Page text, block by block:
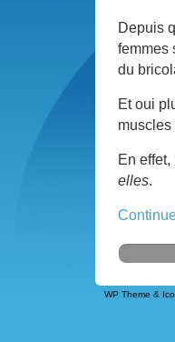
Depuis
femmes
du
Et oui
muscles
En
elles.
WP Theme &